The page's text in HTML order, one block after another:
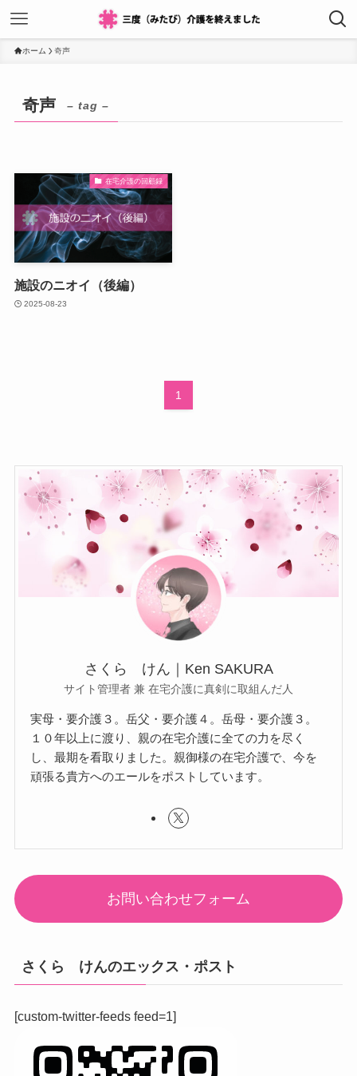
ホーム 奇声
奇声 – tag –
在宅介護の回顧録
施設のニオイ（後編）
2025-08-23
1
さくら けん｜Ken SAKURA
サイト管理者 兼 在宅介護に真剣に取組んだ人
実母・要介護３。岳父・要介護４。岳母・要介護３。
１０年以上に渡り、親の在宅介護に全ての力を尽く
し、最期を看取りました。親御様の在宅介護で、今を
頑張る貴方へのエールをポストしています。
お問い合わせフォーム
さくら けんのエックス・ポスト
[custom-twitter-feeds feed=1]